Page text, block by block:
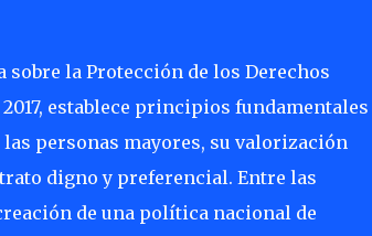
sobre la Protección de los Derechos
establece principios fundamentales
personas mayores, su valorización
digno y preferencial. Entre las
de una política nacional de